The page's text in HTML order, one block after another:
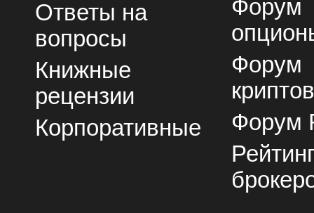
Ответы на
вопросы
Книжные
рецензии
Корпоративные
Форум
Форум
Форум